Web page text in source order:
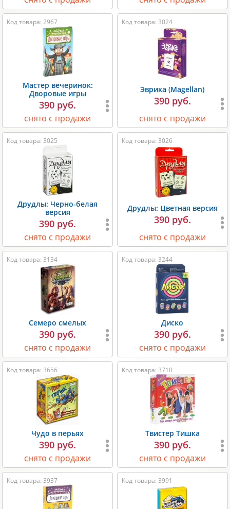
Код товара: 2967
Мастер вечеринок:
Дворовые игры
390 руб.
снято с продажи
Код товара: 3024
Эврика (Magellan)
390 руб.
снято с продажи
Код товара: 3025
Друдлы: Черно-белая
версия
390 руб.
снято с продажи
Код товара: 3026
Друдлы: Цветная версия
390 руб.
снято с продажи
Код товара: 3134
Семеро смелых
390 руб.
снято с продажи
Код товара: 3244
Диско
390 руб.
снято с продажи
Код товара: 3656
Чудо в перьях
390 руб.
снято с продажи
Код товара: 3710
Твистер Тишка
390 руб.
снято с продажи
Код товара: 3937 Код товара: 3991